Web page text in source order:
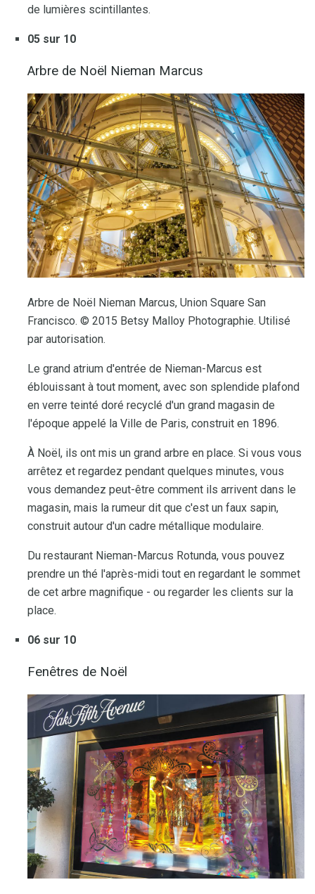
de lumières scintillantes.
05 sur 10
Arbre de Noël Nieman Marcus
Arbre de Noël Nieman Marcus, Union Square San
Francisco. © 2015 Betsy Malloy Photographie. Utilisé
par autorisation.
Le grand atrium d'entrée de Nieman-Marcus est
éblouissant à tout moment, avec son splendide plafond
en verre teinté doré recyclé d'un grand magasin de
l'époque appelé la Ville de Paris, construit en 1896.
À Noël, ils ont mis un grand arbre en place. Si vous vous
arrêtez et regardez pendant quelques minutes, vous
vous demandez peut-être comment ils arrivent dans le
magasin, mais la rumeur dit que c'est un faux sapin,
construit autour d'un cadre métallique modulaire.
Du restaurant Nieman-Marcus Rotunda, vous pouvez
prendre un thé l'après-midi tout en regardant le sommet
de cet arbre magnifique - ou regarder les clients sur la
place.
06 sur 10
Fenêtres de Noël